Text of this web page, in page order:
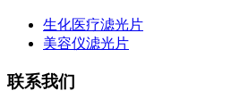
生化医疗滤光片
美容仪滤光片
联系我们